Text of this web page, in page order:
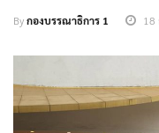
Byกองบรรณาธิการ 1 18